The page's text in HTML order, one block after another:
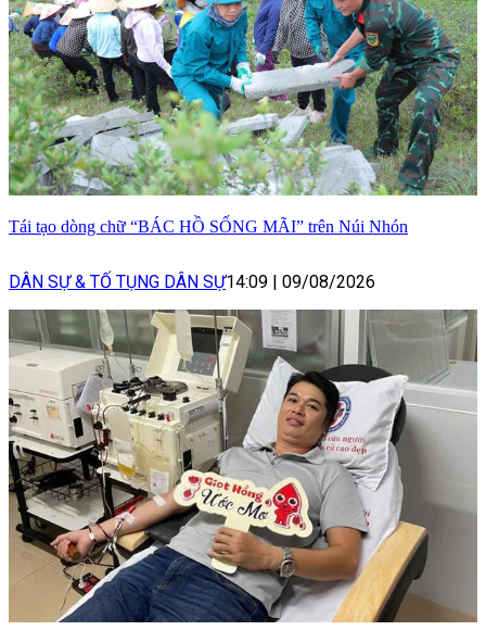
Tái tạo dòng chữ “BÁC HỒ SỐNG MÃI” trên Núi Nhón
DÂN SỰ & TỐ TỤNG DÂN SỰ14:09 09/08/2026